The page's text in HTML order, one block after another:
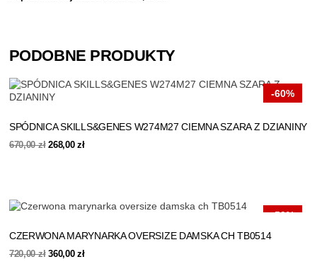
PODOBNE PRODUKTY
-60%
SPÓDNICA SKILLS&GENES W274M27 CIEMNA SZARA Z DZIANINY
670,00zł Pierwotna
268,00złAktualna
-50%
CZERWONA MARYNARKA OVERSIZE DAMSKA CH TB0514
720,00zł Pierwotna
360,00złAktualna